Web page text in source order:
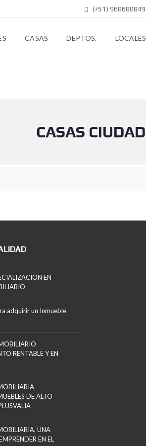
(+51) 968680849
CASAS DEPTOS. LOCALES
CASAS CIUDAD
EN
adquirir un Inmueble
RENTABLE Y EN
DE ALTO
UNA
EN EL